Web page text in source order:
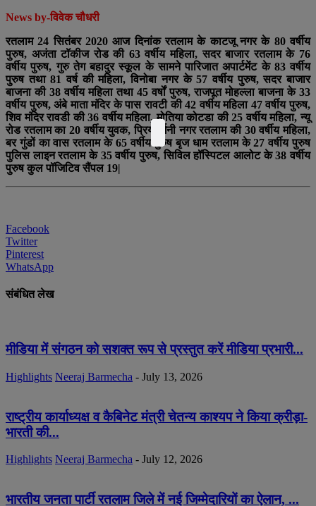
News by-विवेक चौधरी
रतलाम 24 सितंबर 2020 आज दिनांक रतलाम के काटजू नगर के 80 वर्षीय
पुरुष, अजंता टॉकीज रोड की 63 वर्षीय महिला, सदर बाजार रतलाम के 76
वर्षीय पुरुष, गुरु तेग बहादुर स्कूल के सामने पारिजात अपार्टमेंट के 83 वर्षीय
पुरुष तथा 81 वर्ष की महिला, विनोबा नगर के 57 वर्षीय पुरुष, सदर बाजार
बाजना की 38 वर्षीय महिला तथा 45 वर्षों पुरुष, राजपूत मोहल्ला बाजना के 33
वर्षीय पुरुष, अंबे माता मंदिर के पास रावटी की 42 वर्षीय महिला 47 वर्षीय पुरुष,
शिव मंदिर रावडी की 36 वर्षीय महिला, मोतिया कोटडा की 25 वर्षीय महिला, न्यू
रोड रतलाम का 20 वर्षीय युवक, प्रियदर्शनी नगर रतलाम की 30 वर्षीय महिला,
बर गुंडों का वास रतलाम के 65 वर्षीय पुरुष बृज धाम रतलाम के 27 वर्षीय पुरुष
पुलिस लाइन रतलाम के 35 वर्षीय पुरुष, सिविल हॉस्पिटल आलोट के 38 वर्षीय
पुरुष कुल पॉजिटिव सैंपल 19|
Facebook
Twitter
Pinterest
WhatsApp
संबंधित लेख
मीडिया में संगठन को सशक्त रूप से प्रस्तुत करें मीडिया प्रभारी...
Highlights Neeraj Barmecha - July 13, 2026
राष्ट्रीय कार्याध्यक्ष व कैबिनेट मंत्री चेतन्य काश्यप ने किया क्रीड़ा-
भारती की...
Highlights Neeraj Barmecha - July 12, 2026
भारतीय जनता पार्टी रतलाम जिले में नई जिम्मेदारियों का ऐलान, ...